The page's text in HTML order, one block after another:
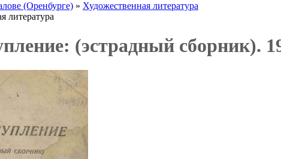
(Оренбурге) » Художественная литература
литература
(эстрадный сборник).